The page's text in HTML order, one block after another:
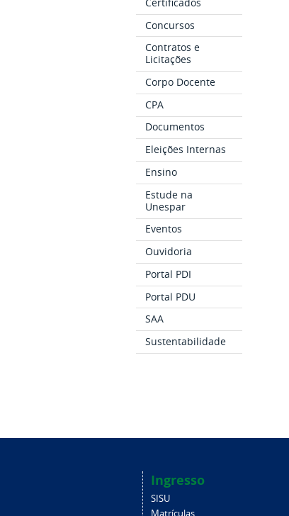
Concursos
Contratos e
Licitações
Corpo Docente
CPA
Documentos
Eleições Internas
Ensino
Estude na
Unespar
Eventos
Ouvidoria
Portal PDI
Portal PDU
SAA
Sustentabilidade
Ingresso
SISU